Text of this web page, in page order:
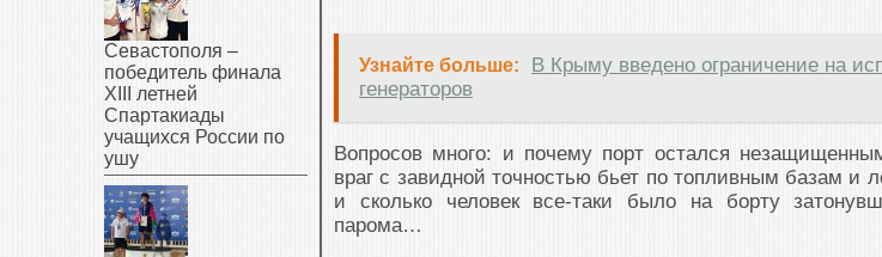
Узнайте больше:
В Крыму введено ограничение на
генераторов
Вопросов много: и почему порт остался
враг с завидной точностью бьет по топливным базам и
и сколько человек все-таки было на борту
парома…
Севастополя –
победитель финала
XIII летней
Спартакиады
учащихся России по
ушу